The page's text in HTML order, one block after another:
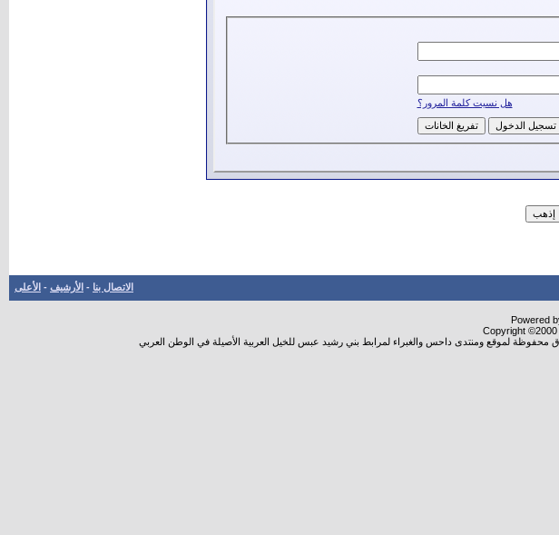
هل نسيت كلمة المرور؟
الاتصال بنا - الأرشيف - الأعلى
Powered
Copyright ©2000
محفوظة لموقع ومنتدى داحس والغبراء لمرابط بني رشيد عبس للخيل العربية الأصيلة في الوطن العربي